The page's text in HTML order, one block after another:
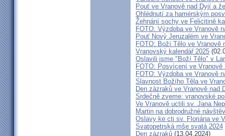
Pouť ve Vranově nad Dyjí a
Ohlédnutí za hamérským
Žehnání sochy ve Felicitině
FOTO: Výzdoba ve Vranově
Pouť Nový Jeruzalém ve
FOTO: Boží Tělo ve Vranově
Vranovský kalendář 2025
Oslavili jsme "Boží Tělo" v
FOTO: Posvícení ve Vranově
FOTO: Výzdoba ve Vranově
Slavnost Božího Těla ve
Den zázraků ve Vranově nad
Srdečně zveme: vranovské
Ve Vranově uctili sv. Jana
Martin na dobrodružné
Oslavy ke cti sv. Floriána ve
Svatopetrská mše svatá 2024
Den zázraků (13.04.2024)